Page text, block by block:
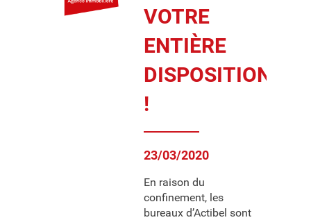
VOTRE
ENTIÈRE
DISPOSITION
!
23/03/2020
En raison du
confinement, les
bureaux d’Actibel sont